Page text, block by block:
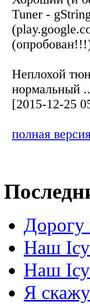
Tuner -
Неплохой
нормальный
[2015-12-25
полная
Наш
Наш
Я